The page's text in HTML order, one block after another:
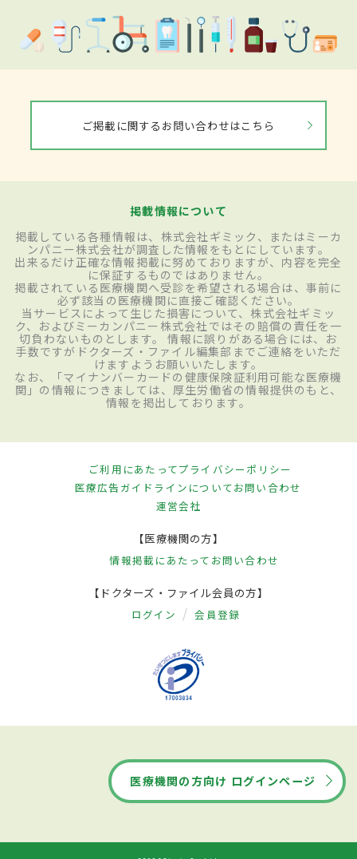
ご掲載に関するお問い合わせはこちら
掲載情報について
掲載している各種情報は、株式会社ギミック、またはミーカ
ンパニー株式会社が調査した情報をもとにしています。
出来るだけ正確な情報掲載に努めておりますが、内容を完全
に保証するものではありません。
掲載されている医療機関へ受診を希望される場合は、事前に
必ず該当の医療機関に直接ご確認ください。
当サービスによって生じた損害について、株式会社ギミッ
ク、およびミーカンパニー株式会社ではその賠償の責任を一
切負わないものとします。 情報に誤りがある場合には、お
手数ですがドクターズ・ファイル編集部までご連絡をいただ
けますようお願いいたします。
なお、「マイナンバーカードの健康保険証利用可能な医療機
関」の情報につきましては、厚生労働省の情報提供のもと、
情報を掲出しております。
ご利用にあたってプライバシーポリシー
医療広告ガイドラインについてお問い合わせ
運営会社
【医療機関の方】
情報掲載にあたって お問い合わせ
【ドクターズ・ファイル会員の方】
ログイン 会員登録
医療機関の方向け ログインページ